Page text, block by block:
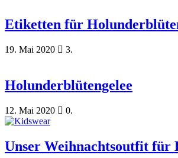
Etiketten für
19. Mai 2020 3.
Holunderblütengelee
12. Mai 2020 0.
Unser Weihnachtsoutfit für